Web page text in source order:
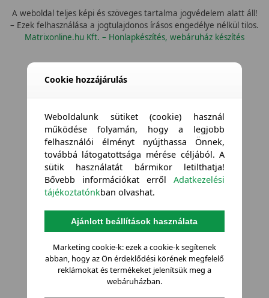
A weboldal teljes képi és szöveges tartalma jogvédelem alatt áll!
– Ezek felhasználása a jogtulajdonos írásos engedélye nélkül tilos.
Matrixonline.hu Kft. – Honlapkészítés, webáruház készítés
Cookie hozzájárulás
Weboldalunk sütiket (cookie) használ
működése folyamán, hogy a legjobb
felhasználói élményt nyújthassa Önnek,
továbbá látogatottsága mérése céljából. A
sütik használatát bármikor letilthatja!
Bővebb információkat errőlAdatkezelési
tájékoztatónkban olvashat.
Ajánlott beállítások használata
Marketing cookie-k: ezek a cookie-k segítenek
abban, hogy az Ön érdeklődési körének megfelelő
reklámokat és termékeket jelenítsük meg a
webáruházban.